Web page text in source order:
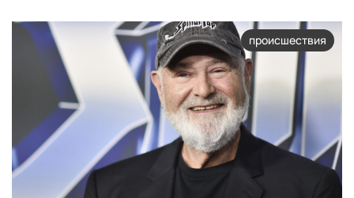
происшествия